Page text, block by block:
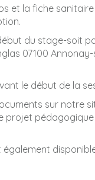
et la fiche
du stage-soit
07100
le début de la
sur notre
projet